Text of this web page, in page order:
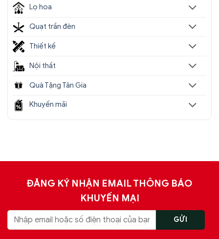
Lọ hoa
Quạt trần đèn
Thiết kế
Nội thất
Quà Tặng Tân Gia
Khuyến mãi
ĐĂNG KÝ NHẬN EMAIL THÔNG BÁO
KHUYẾN MẠI